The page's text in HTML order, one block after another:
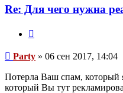
Re: Для чего нужна
Сообщение
Party » 06 сен 2017, 14:04
Потерла Ваш спам, который
который Вы тут